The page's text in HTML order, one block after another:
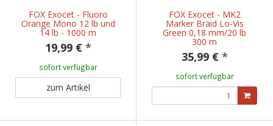
FOX Exocet - Fluoro
Orange Mono 12 lb und
14 lb - 1000 m
19,99 € *
sofort verfügbar
zum Artikel
FOX Exocet - MK2
Marker Braid Lo-Vis
Green 0,18 mm/20 lb
300 m
35,99 € *
sofort verfügbar